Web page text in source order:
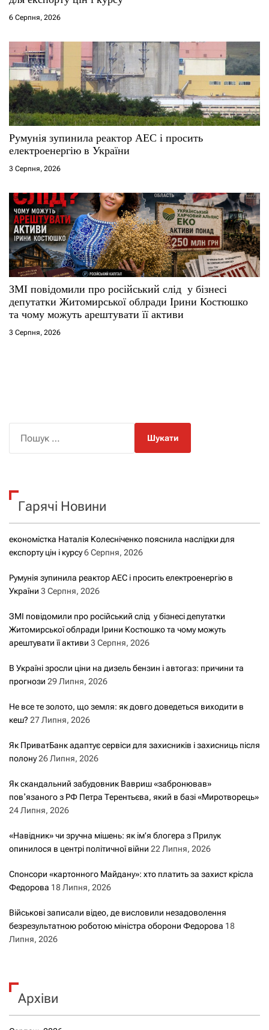
6 Серпня, 2026
Румунія зупинила реактор АЕС і просить
електроенергію в України
3 Серпня, 2026
ЗМІ повідомили про російський слід у бізнесі
депутатки Житомирської облради Ірини Костюшко
та чому можуть арештувати її активи
3 Серпня, 2026
к
Гарячі Новини
економістка Наталія Колесніченко пояснила наслідки для
експорту цін і курсу6 Серпня, 2026
Румунія зупинила реактор АЕС і просить електроенергію в
України 3 Серпня, 2026
ЗМІ повідомили про російський слід у бізнесі депутатки
Житомирської облради Ірини Костюшко та чому можуть
арештувати її активи 3 Серпня, 2026
В Україні зросли ціни на дизель бензин і автогаз: причини та
прогнози 29 Липня, 2026
Не все те золото, що земля: як довго доведеться виходити в
кеш? 27 Липня, 2026
Як ПриватБанк адаптує сервіси для захисників і захисниць після
полону26 Липня, 2026
Як скандальний забудовник Вавриш «забронював»
повʼязаного з РФ Петра Терентьєва, який в базі «Миротворець»
24 Липня, 2026
«Навідник» чи зручна мішень: як ім’я блогера з Прилук
опинилося в центрі політичної війни 22 Липня, 2026
Спонсори «картонного Майдану»: хто платить за захист крісла
Федорова 18 Липня, 2026
Військові записали відео, де висловили незадоволення
безрезультатною роботою міністра оборони Федорова 18
Липня, 2026
Архіви